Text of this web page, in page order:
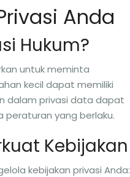
Anda
Hukum?
untuk meminta
kecil dapat memiliki
dalam privasi data dapat
peraturan yang berlaku.
Kebijakan
kebijakan privasi Anda: